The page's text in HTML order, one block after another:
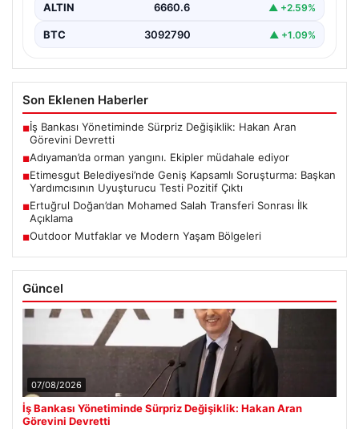
ALTIN 6660.6 ▲ +2.59%
BTC 3092790 ▲ +1.09%
Son Eklenen Haberler
■İş Bankası Yönetiminde Sürpriz Değişiklik: Hakan Aran
Görevini Devretti
■Adıyaman’da orman yangını. Ekipler müdahale ediyor
■Etimesgut Belediyesi’nde Geniş Kapsamlı Soruşturma: Başkan
Yardımcısının Uyuşturucu Testi Pozitif Çıktı
■Ertuğrul Doğan’dan Mohamed Salah Transferi Sonrası İlk
Açıklama
■Outdoor Mutfaklar ve Modern Yaşam Bölgeleri
Güncel
07/08/2026
İş Bankası Yönetiminde Sürpriz Değişiklik: Hakan Aran
Görevini Devretti